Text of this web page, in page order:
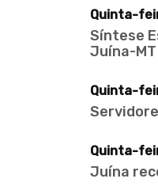
Quinta-
Síntese
Juína-MT
Quinta-
Quinta-
Juína